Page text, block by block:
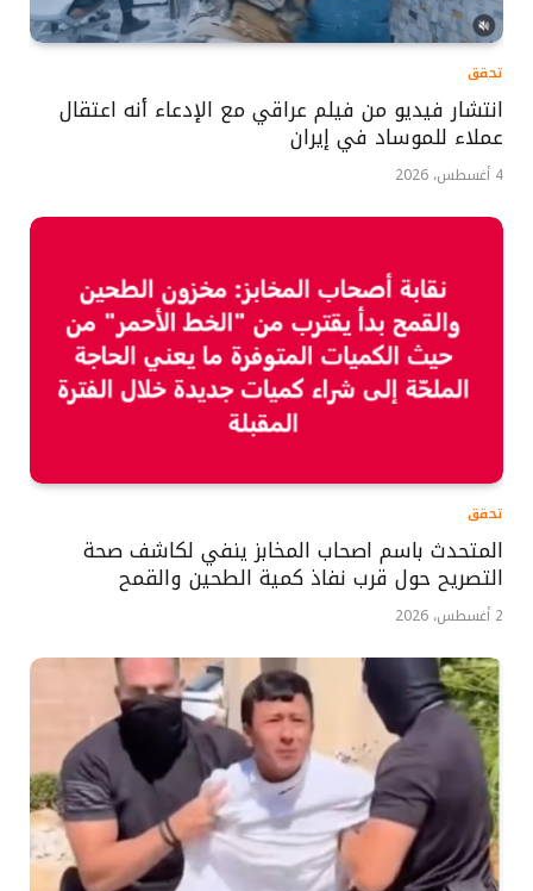
تحقق
انتشار فيديو من فيلم عراقي مع الإدعاء أنه اعتقال
عملاء للموساد في إيران
4 أغسطس، 2026
تحقق
المتحدث باسم اصحاب المخابز ينفي لكاشف صحة
التصريح حول قرب نفاذ كمية الطحين والقمح
2 أغسطس، 2026